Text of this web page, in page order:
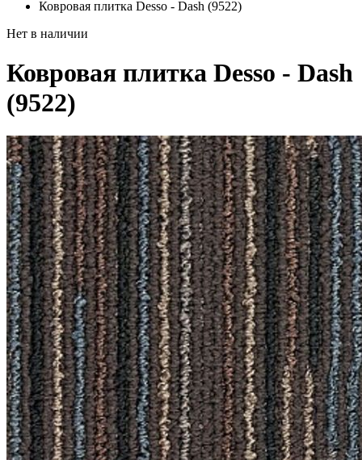
Ковровая плитка Desso - Dash (9522)
Нет в наличии
Ковровая плитка Desso - Dash
(9522)